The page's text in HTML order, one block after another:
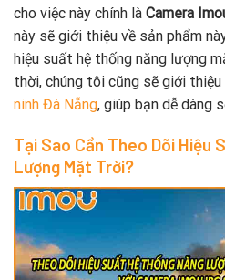
cho việc này chính là Camera
này sẽ giới thiệu về sản phẩm
hiệu suất hệ thống năng lượng
thời, chúng tôi cũng sẽ giới thiệu
ninh Đà Nẵng, giúp bạn dễ dàng
Tại Sao Cần Theo Dõi Hiệu
Lượng Mặt Trời?